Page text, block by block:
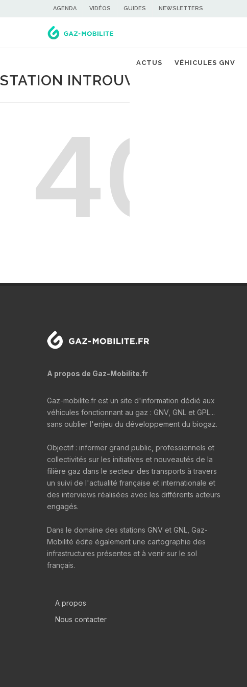
AGENDA VIDÉOS GUIDES NEWSLETTERS
ACTUS VÉHICULES GNV
STATION INTROUVABLE
404
A propos de Gaz-Mobilite.fr
Gaz-mobilite.fr est un site d'information dédié aux
véhicules fonctionnant au gaz : GNV, GNL et GPL...
sans oublier l'enjeu du développement du biogaz.
Objectif : informer grand public, professionnels et
collectivités sur les initiatives et nouveautés de la
filière gaz dans le secteur des transports à travers
un suivi de l'actualité française et internationale et
des interviews réalisées avec les différents acteurs
engagés.
Dans le domaine des stations GNV et GNL, Gaz-
Mobilité édite également une cartographie des
infrastructures présentes et à venir sur le sol
français.
A propos
Nous contacter